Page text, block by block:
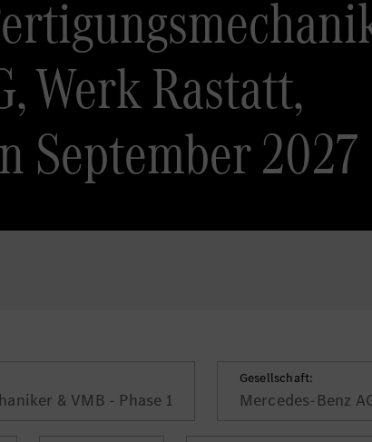
Werk Rastatt,
September 2027
& VMB - Phase 1
Gesellschaft:
Mercedes-Benz